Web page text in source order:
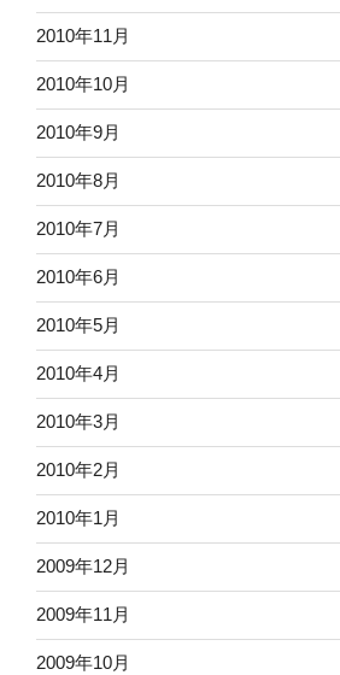
2010年11月
2010年10月
2010年9月
2010年8月
2010年7月
2010年6月
2010年5月
2010年4月
2010年3月
2010年2月
2010年1月
2009年12月
2009年11月
2009年10月